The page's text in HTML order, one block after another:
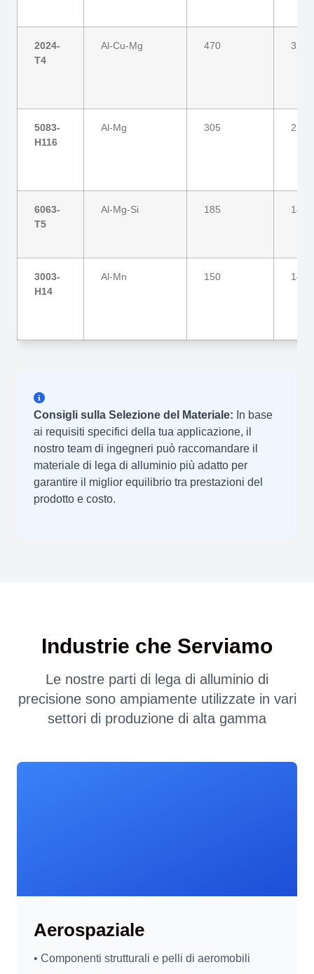
2024-
T4
Al-Cu-Mg 470 325
5083-
H116
Al-Mg 305 215
6063-
T5
Al-Mg-Si 185 145
3003-
H14
Al-Mn 150 145
Consigli sulla Selezione del Materiale: In base
ai requisiti specifici della tua applicazione, il
nostro team di ingegneri può raccomandare il
materiale di lega di alluminio più adatto per
garantire il miglior equilibrio tra prestazioni del
prodotto e costo.
Industrie che Serviamo
Le nostre parti di lega di alluminio di
precisione sono ampiamente utilizzate in vari
settori di produzione di alta gamma
Aerospaziale
• Componenti strutturali e pelli di aeromobili